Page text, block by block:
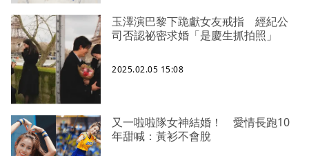
玉澤演巴黎下跪獻女友戒指 經紀公
司否認祕密求婚「是慶生抓拍照」
2025.02.05 15:08
又一啦啦隊女神結婚！ 愛情長跑10
年甜喊：黃衫不會脫